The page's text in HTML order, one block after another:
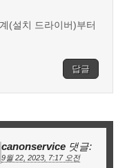
(설치 드라이버)부터
답글
canonservice 댓글:
9월 22, 2023, 7:17 오전